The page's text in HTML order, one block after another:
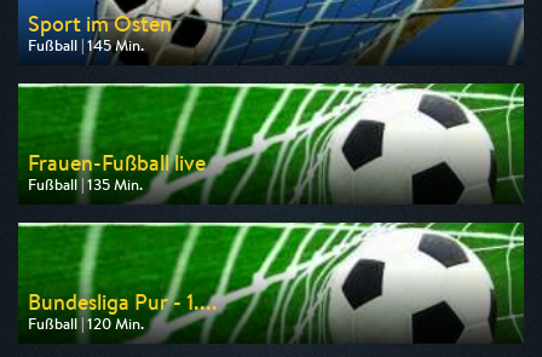
Sport im Osten
Fußball | 145 Min.
Ausgestrahlt von MDR
am 08.08.2026, 14:00
Frauen-Fußball live
Fußball | 135 Min.
Ausgestrahlt von rbb
am 09.08.2026, 14:45
Bundesliga Pur - 1....
Fußball | 120 Min.
Ausgestrahlt von Sport 1